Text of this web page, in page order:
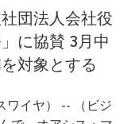
団法人会社役
に協賛 3月中
対象とする
ワイヤ） -- （ビジ